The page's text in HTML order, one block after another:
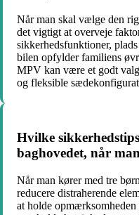
Når man skal vælge den
det vigtigt at overveje
sikkerhedsfunktioner,
bilen opfylder familiens
MPV kan være et godt
og fleksible
Hvilke
baghovedet, når
Når man kører med tre
reducere distraherende
at holde